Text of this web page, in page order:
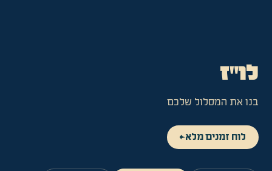
לו"ז
בנו את המסלול שלכם
לוח זמנים מלא←